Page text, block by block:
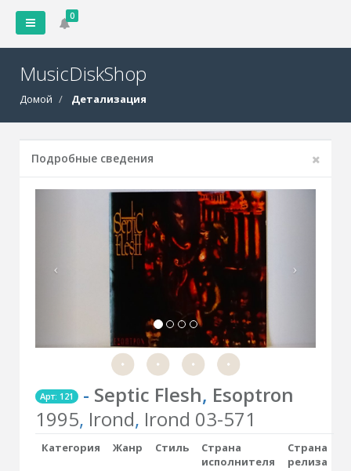
0
MusicDiskShop
Домой Детализация
Подробные сведения
Арт: 121 - Septic Flesh, Esoptron
1995, Irond, Irond 03-571
Категория Жанр Стиль
Страна
исполнителя
Страна
релиза